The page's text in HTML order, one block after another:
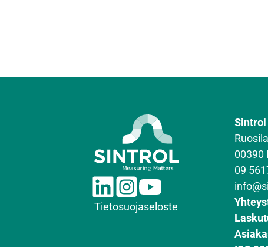
L
i
n
I
n
s
u
Tietosuojaseloste
Sintrol
00390
09